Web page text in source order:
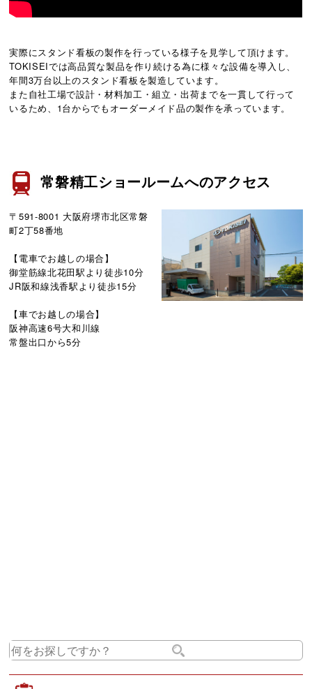
実際にスタンド看板の製作を行っている様子を見学して頂けます。
TOKISEIでは高品質な製品を作り続ける為に様々な設備を導入し、
年間3万台以上のスタンド看板を製造しています。
また自社工場で設計・材料加工・組立・出荷までを一貫して行って
いるため、1台からでもオーダーメイド品の製作を承っています。
常磐精工ショールームへのアクセス
〒591-8001 大阪府堺市北区常磐
町2丁58番地
【電車でお越しの場合】
御堂筋線北花田駅より徒歩10分
JR阪和線浅香駅より徒歩15分
【車でお越しの場合】
阪神高速6号大和川線
常盤出口から5分